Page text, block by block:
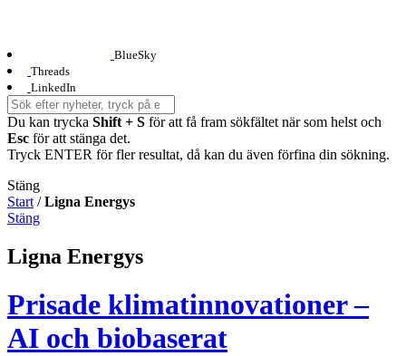
BlueSky
Threads
LinkedIn
Du kan trycka Shift + S för att få fram sökfältet när som helst och
Esc för att stänga det.
Tryck ENTER för fler resultat, då kan du även förfina din sökning.
Stäng
Start /Ligna Energys
Stäng
Ligna Energys
Prisade klimatinnovationer –
AI och biobaserat